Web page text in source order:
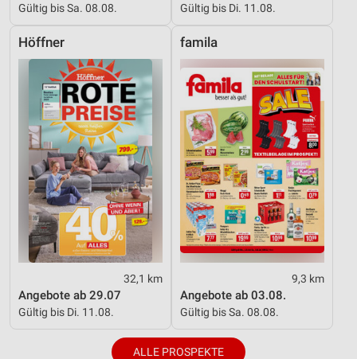
Gültig bis Sa. 08.08. Gültig bis Di. 11.08.
Höffner
32,1 km
Angebote ab 29.07
Gültig bis Di. 11.08.
famila
9,3 km
Angebote ab 03.08.
Gültig bis Sa. 08.08.
ALLE PROSPEKTE